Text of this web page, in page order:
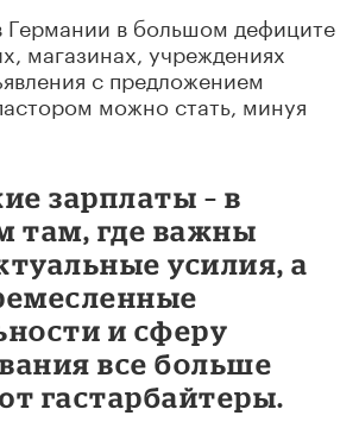
Германии в большом дефиците
магазинах, учреждениях
с предложением
можно стать, минуя
зарплаты – в
там, где важны
усилия, а
и сферу
все больше
гастарбайтеры.